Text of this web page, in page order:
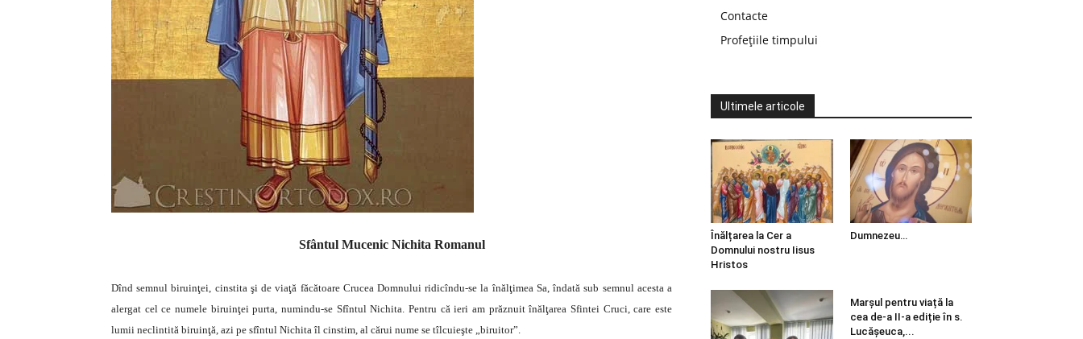
Sfântul Mucenic Nichita Romanul
Dînd semnul biruinţei, cinstita şi de viaţă făcătoare Crucea Domnului ridicîndu-se la înălţimea Sa, îndată sub semnul acesta a
alergat cel ce numele biruinţei purta, numindu-se Sfîntul Nichita. Pentru că ieri am prăznuit înălţarea Sfintei Cruci, care este
lumii neclintită biruinţă, azi pe sfîntul Nichita îl cinstim, al cărui nume se tîlcuieşte „biruitor”.
Contacte
Profețiile timpului
Ultimele articole
Înălțarea la Cer a
Domnului nostru Iisus
Hristos
Dumnezeu…
Marșul pentru viață la
cea de-a II-a ediție în s.
Lucășeuca,...